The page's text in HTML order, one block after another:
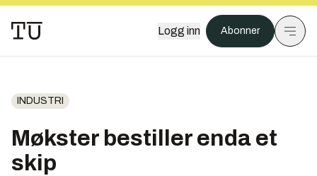
Logg inn Abonner
INDUSTRI
Møkster bestiller enda et
skip